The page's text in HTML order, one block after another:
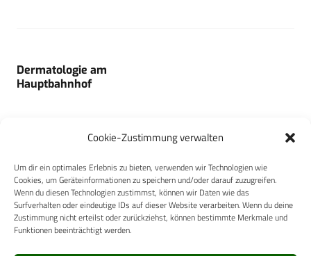
Cookie-Zustimmung verwalten
Um dir ein optimales Erlebnis zu bieten, verwenden wir Technologien wie
Cookies, um Geräteinformationen zu speichern und/oder darauf zuzugreifen.
Wenn du diesen Technologien zustimmst, können wir Daten wie das
Surfverhalten oder eindeutige IDs auf dieser Website verarbeiten. Wenn du deine
Zustimmung nicht erteilst oder zurückziehst, können bestimmte Merkmale und
Funktionen beeinträchtigt werden.
Dermatologie am
Hauptbahnhof
TapMed Medizintechnik
Handels GmbH